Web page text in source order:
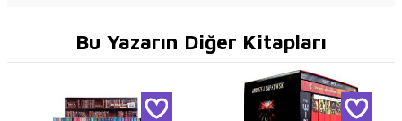
Bu Yazarın Diğer Kitapları